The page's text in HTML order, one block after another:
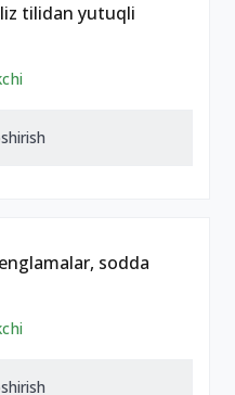
tilidan yutuqli
sodda